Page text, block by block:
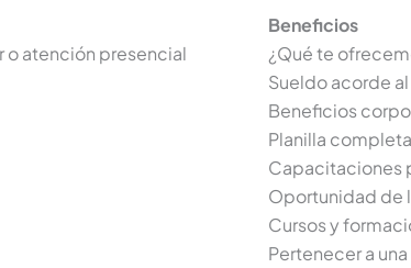
o atención presencial
Beneficios
¿Qué te
Sueldo acorde
Beneficios
Planilla
Capacitaciones
Oportunidad de
Cursos y
Pertenecer a